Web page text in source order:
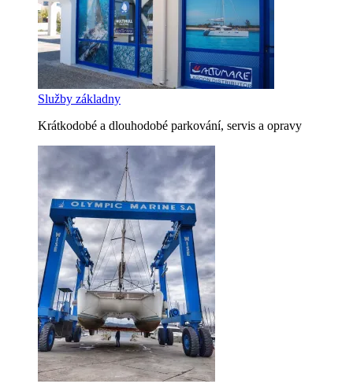
Služby základny
Krátkodobé a dlouhodobé parkování, servis a opravy